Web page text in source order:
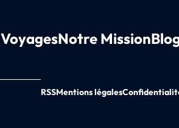
VoyagesNotre Mission
RSSMentions légales